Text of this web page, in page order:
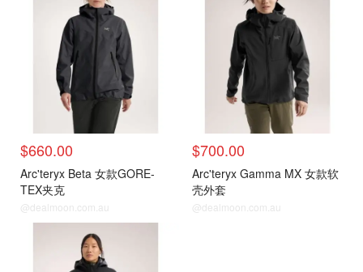
$660.00
Arc'teryx Beta 女款GORE-
TEX夹克
@dealmoon.com.au
$700.00
Arc'teryx Gamma MX 女款软
壳外套
@dealmoon.com.au